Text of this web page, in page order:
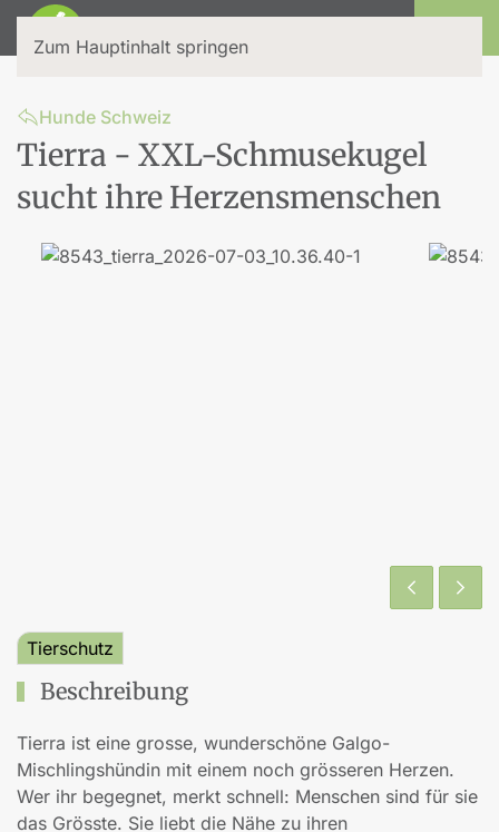
Zum Hauptinhalt springen
Hunde Schweiz
Tierra - XXL-Schmusekugel
sucht ihre Herzensmenschen
Tierschutz
Beschreibung
Tierra ist eine grosse, wunderschöne Galgo-
Mischlingshündin mit einem noch grösseren Herzen.
Wer ihr begegnet, merkt schnell: Menschen sind für sie
das Grösste. Sie liebt die Nähe zu ihren